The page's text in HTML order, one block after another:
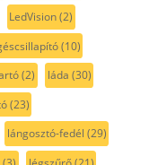
LedVision(2)
(10)
(2) láda (30)
(23)
lángosztó-fedél (29)